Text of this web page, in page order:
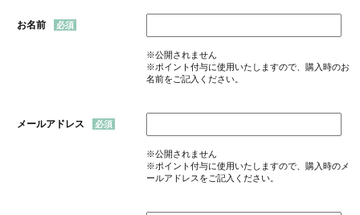
お名前
※公開されません
※ポイント付与に使用いたしますので、購入時のお
名前をご記入ください。
メールアドレス
※公開されません
※ポイント付与に使用いたしますので、購入時のメ
ールアドレスをご記入ください。